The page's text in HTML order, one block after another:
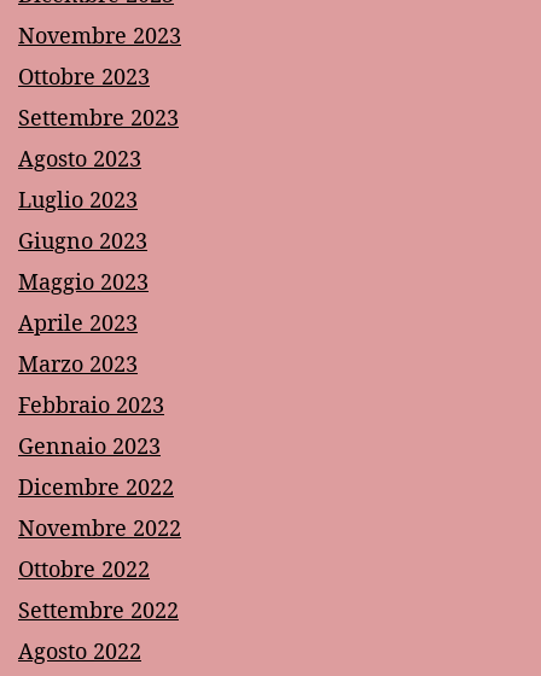
Novembre 2023
Ottobre 2023
Settembre 2023
Agosto 2023
Luglio 2023
Giugno 2023
Maggio 2023
Aprile 2023
Marzo 2023
Febbraio 2023
Gennaio 2023
Dicembre 2022
Novembre 2022
Ottobre 2022
Settembre 2022
Agosto 2022